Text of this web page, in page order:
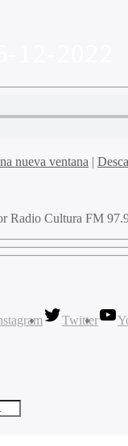
nueva ventana |
Radio Cultura FM
Twitter